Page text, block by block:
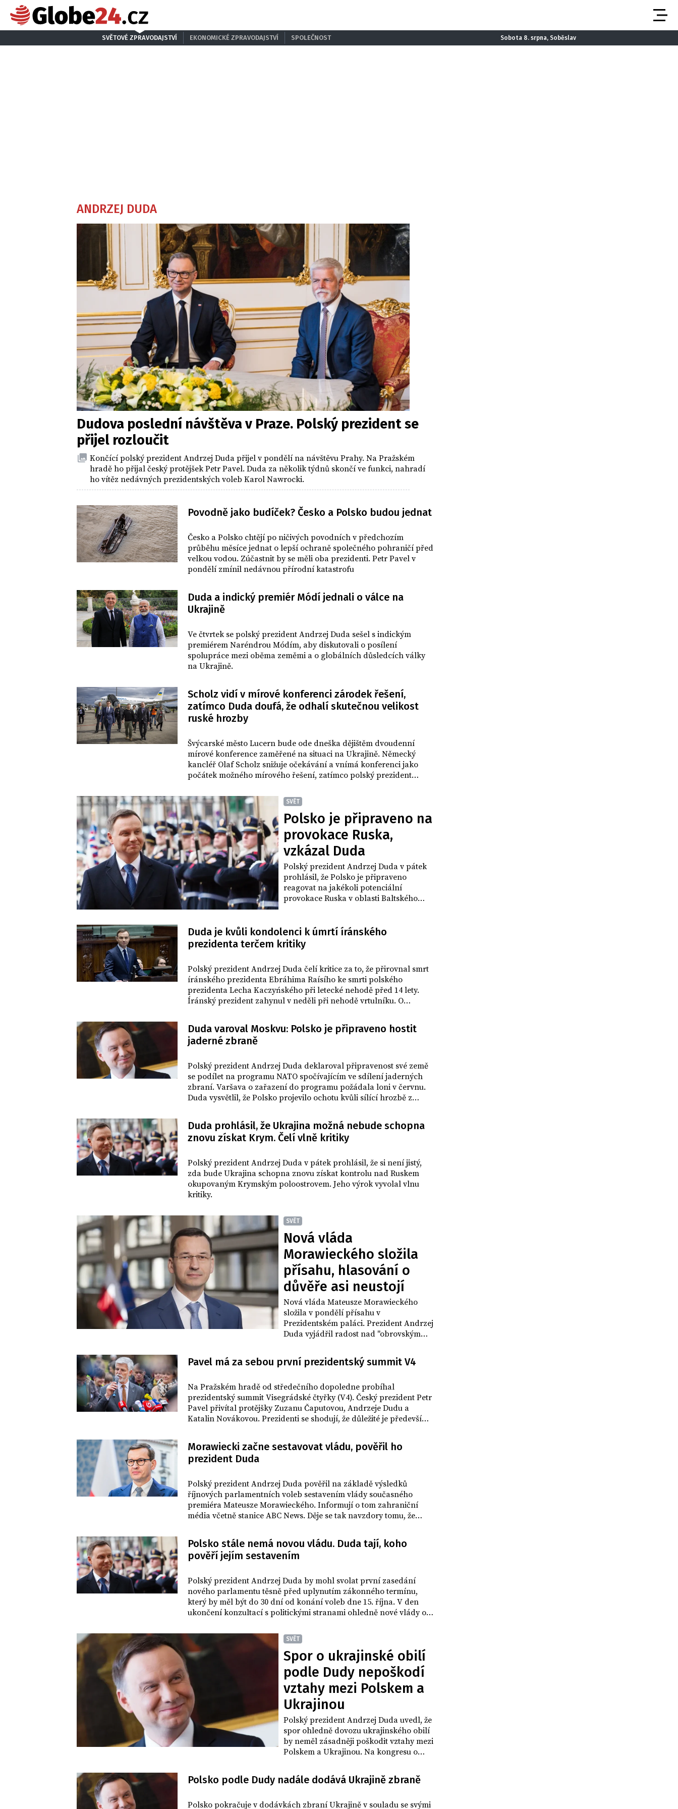
SVĚTOVÉ ZPRAVODAJSTVÍ EKONOMICKÉ ZPRAVODAJSTVÍ SPOLEČNOST Sobota 8. srpna, Soběslav
ANDRZEJ DUDA
Dudova poslední návštěva v Praze. Polský prezident se
přijel rozloučit
Končící polský prezident Andrzej Duda přijel v pondělí na návštěvu Prahy. Na Pražském
hradě ho přijal český protějšek Petr Pavel. Duda za několik týdnů skončí ve funkci, nahradí
ho vítěz nedávných prezidentských voleb Karol Nawrocki.
Povodně jako budíček? Česko a Polsko budou jednat
Česko a Polsko chtějí po ničivých povodních v předchozím
průběhu měsíce jednat o lepší ochraně společného pohraničí před
velkou vodou. Zúčastnit by se měli oba prezidenti. Petr Pavel v
pondělí zmínil nedávnou přírodní katastrofu
Duda a indický premiér Módí jednali o válce na
Ukrajině
Ve čtvrtek se polský prezident Andrzej Duda sešel s indickým
premiérem Naréndrou Módím, aby diskutovali o posílení
spolupráce mezi oběma zeměmi a o globálních důsledcích války
na Ukrajině.
Scholz vidí v mírové konferenci zárodek řešení,
zatímco Duda doufá, že odhalí skutečnou velikost
ruské hrozby
Švýcarské město Lucern bude ode dneška dějištěm dvoudenní
mírové konference zaměřené na situaci na Ukrajině. Německý
kancléř Olaf Scholz snižuje očekávání a vnímá konferenci jako
počátek možného mírového řešení, zatímco polský prezident
hrozby.
SVĚT
Polsko je připraveno na
provokace Ruska,
vzkázal Duda
Polský prezident Andrzej Duda v pátek
prohlásil, že Polsko je připraveno
reagovat na jakékoli potenciální
provokace Ruska v oblasti Baltského
Duda je kvůli kondolenci k úmrtí íránského
prezidenta terčem kritiky
Polský prezident Andrzej Duda čelí kritice za to, že přirovnal smrt
íránského prezidenta Ebráhima Raísího ke smrti polského
prezidenta Lecha Kaczyńského při letecké nehodě před 14 lety.
Íránský prezident zahynul v neděli při nehodě vrtulníku. O
Duda varoval Moskvu: Polsko je připraveno hostit
jaderné zbraně
Polský prezident Andrzej Duda deklaroval připravenost své země
se podílet na programu NATO spočívajícím ve sdílení jaderných
zbraní. Varšava o zařazení do programu požádala loni v červnu.
Duda vysvětlil, že Polsko projevilo ochotu kvůli sílící hrozbě z
Duda prohlásil, že Ukrajina možná nebude schopna
znovu získat Krym. Čelí vlně kritiky
Polský prezident Andrzej Duda v pátek prohlásil, že si není jistý,
zda bude Ukrajina schopna znovu získat kontrolu nad Ruskem
okupovaným Krymským poloostrovem. Jeho výrok vyvolal vlnu
kritiky.
SVĚT
Nová vláda
Morawieckého složila
přísahu, hlasování o
důvěře asi neustojí
Nová vláda Mateusze Morawieckého
složila v pondělí přísahu v
Prezidentském paláci. Prezident Andrzej
Duda vyjádřil radost nad "obrovským
potěšilo. Při rozhovoru o představených
výzvách dle serveru Polsat News uvedl,
začíná nová éra, a to éra jaderné
energie.
Pavel má za sebou první prezidentský summit V4
Na Pražském hradě od středečního dopoledne probíhal
prezidentský summit Visegrádské čtyřky (V4). Český prezident Petr
Pavel přivítal protějšky Zuzanu Čaputovou, Andrzeje Dudu a
Katalin Novákovou. Prezidenti se shodují, že důležité je především
Morawiecki začne sestavovat vládu, pověřil ho
prezident Duda
Polský prezident Andrzej Duda pověřil na základě výsledků
říjnových parlamentních voleb sestavením vlády současného
premiéra Mateusze Morawieckého. Informují o tom zahraniční
média včetně stanice ABC News. Děje se tak navzdory tomu, že
Polsko stále nemá novou vládu. Duda tají, koho
pověří jejím sestavením
Polský prezident Andrzej Duda by mohl svolat první zasedání
nového parlamentu těsně před uplynutím zákonného termínu,
který by měl být do 30 dní od konání voleb dne 15. října. V den
ukončení konzultací s politickými stranami ohledně nové vlády o
SVĚT
Spor o ukrajinské obilí
podle Dudy nepoškodí
vztahy mezi Polskem a
Ukrajinou
Polský prezident Andrzej Duda uvedl, že
spor ohledně dovozu ukrajinského obilí
by neměl zásadněji poškodit vztahy mezi
Polskem a Ukrajinou. Na kongresu o
tento spor je pouze drobnou záležitostí
ve vztazích obou zemí.
Polsko podle Dudy nadále dodává Ukrajině zbraně
Polsko pokračuje v dodávkách zbraní Ukrajině v souladu se svými